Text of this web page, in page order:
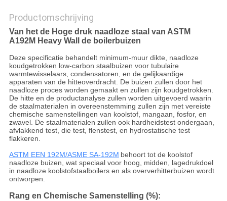
Productomschrijving
Van het de Hoge druk naadloze staal van ASTM
A192M Heavy Wall de boilerbuizen
Deze specificatie behandelt minimum-muur dikte, naadloze
koudgetrokken low-carbon staalbuizen voor tubulaire
warmtewisselaars, condensatoren, en de gelijkaardige
apparaten van de hitteoverdracht. De buizen zullen door het
naadloze proces worden gemaakt en zullen zijn koudgetrokken.
De hitte en de productanalyse zullen worden uitgevoerd waarin
de staalmaterialen in overeenstemming zullen zijn met vereiste
chemische samenstellingen van koolstof, mangaan, fosfor, en
zwavel. De staalmaterialen zullen ook hardheidstest ondergaan,
afvlakkend test, die test, flenstest, en hydrostatische test
flakkeren.
ASTM EEN 192M/ASME SA-192M behoort tot de koolstof
naadloze buizen, wat speciaal voor hoog, midden, lagedrukdoel
in naadloze koolstofstaalboilers en als oververhitterbuizen wordt
ontworpen.
Rang en Chemische Samenstelling (%):